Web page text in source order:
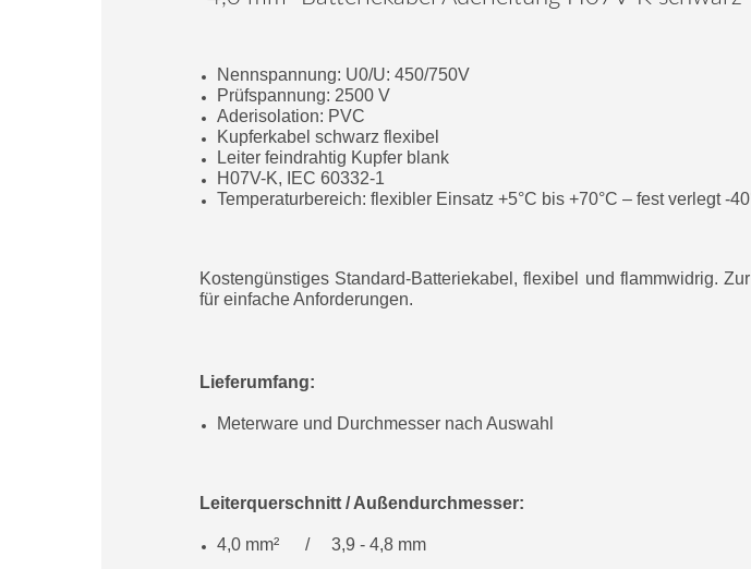
Nennspannung: U0/U: 450/750V
Prüfspannung: 2500 V
Aderisolation: PVC
Kupferkabel schwarz flexibel
Leiter feindrahtig Kupfer blank
H07V-K, IEC 60332-1
Temperaturbereich: flexibler Einsatz +5°C bis +70°C – fest verlegt -
Kostengünstiges Standard-Batteriekabel, flexibel und flammwidrig.
für einfache Anforderungen.
Lieferumfang:
Meterware und Durchmesser nach Auswahl
Leiterquerschnitt / Außendurchmesser:
4,0 mm² / 3,9 - 4,8 mm